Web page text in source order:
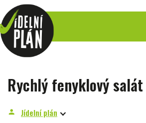
Rychlý fenyklový
person Jídelní plán